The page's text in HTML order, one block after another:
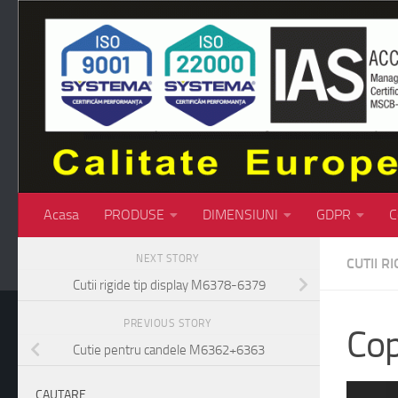
Skip to content
Acasa PRODUSE DIMENSIUNI GDPR
CUTII
NEXT STORY
Cutii rigide tip display M6378-6379
PREVIOUS STORY
Cutie pentru candele M6362+6363